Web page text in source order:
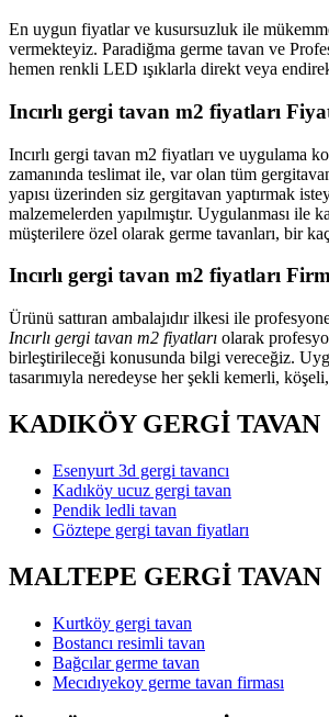
En uygun fiyatlar ve kusursuzluk ile
vermekteyiz. Paradiğma germe tavan ve
hemen renkli LED ışıklarla direkt veya
Incırlı gergi tavan m2 fiyatları
Incırlı gergi tavan m2 fiyatları ve uygulama
zamanında teslimat ile, var olan tüm
yapısı üzerinden siz gergitavan yaptırmak
malzemelerden yapılmıştır. Uygulanması ile
müşterilere özel olarak germe tavanları, bir
Incırlı gergi tavan m2 fiyatları
Ürünü sattıran ambalajıdır ilkesi ile
Incırlı gergi tavan m2 fiyatları olarak
birleştirileceği konusunda bilgi vereceğiz.
tasarımıyla neredeyse her şekli kemerli,
KADIKÖY GERGİ TAVAN
Esenyurt 3d gergi tavancı
Kadıköy ucuz gergi tavan
Pendik ledli tavan
Göztepe gergi tavan fiyatları
MALTEPE GERGİ TAVAN
Kurtköy gergi tavan
Bostancı resimli tavan
Bağcılar germe tavan
Mecıdıyekoy germe tavan firması